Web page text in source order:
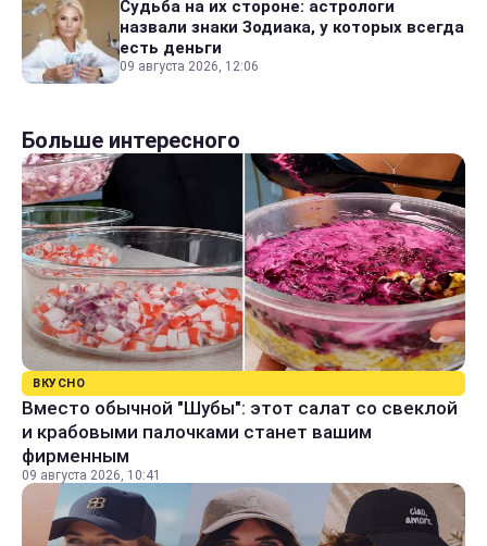
Судьба на их стороне: астрологи
назвали знаки Зодиака, у которых всегда
есть деньги
09 августа 2026, 12:06
Больше интересного
ВКУСНО
Вместо обычной "Шубы": этот салат со свеклой
и крабовыми палочками станет вашим
фирменным
09 августа 2026, 10:41